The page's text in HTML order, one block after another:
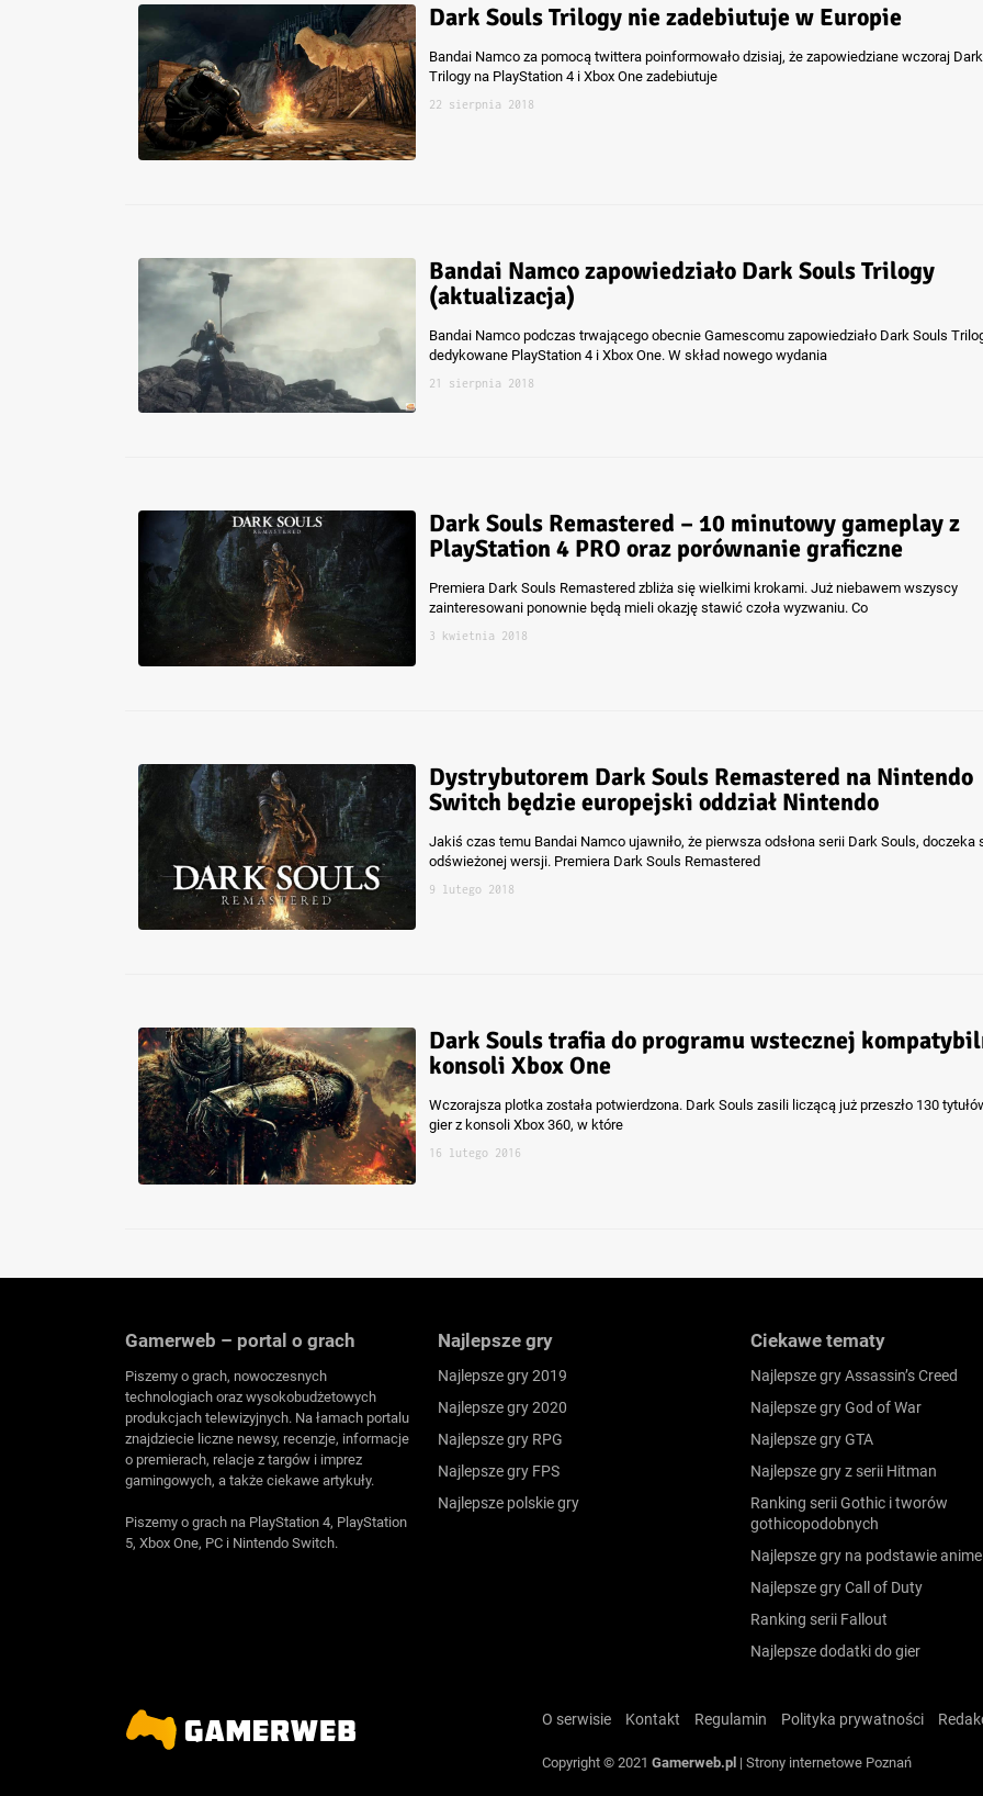
Dark Souls Trilogy nie zadebiutuje w Europie
Bandai Namco za pomocą twittera poinformowało dzisiaj, że zapowiedziane wczoraj
Trilogy na PlayStation 4 i Xbox One zadebiutuje
22 sierpnia 2018
Bandai Namco zapowiedziało Dark Souls Trilogy
(aktualizacja)
Bandai Namco podczas trwającego obecnie Gamescomu zapowiedziało Dark Souls
dedykowane PlayStation 4 i Xbox One. W skład nowego wydania
21 sierpnia 2018
Dark Souls Remastered – 10 minutowy gameplay z
PlayStation 4 PRO oraz porównanie graficzne
Premiera Dark Souls Remastered zbliża się wielkimi krokami. Już niebawem wszyscy
zainteresowani ponownie będą mieli okazję stawić czoła wyzwaniu. Co
3 kwietnia 2018
Dystrybutorem Dark Souls Remastered na Nintendo
Switch będzie europejski oddział Nintendo
Jakiś czas temu Bandai Namco ujawniło, że pierwsza odsłona serii Dark Souls, doczeka
odświeżonej wersji. Premiera Dark Souls Remastered
9 lutego 2018
Dark Souls trafia do programu wstecznej
konsoli Xbox One
Wczorajsza plotka została potwierdzona. Dark Souls zasili liczącą już przeszło 130
gier z konsoli Xbox 360, w które
16 lutego 2016
Gamerweb – portal o grach
Piszemy o grach, nowoczesnych
technologiach oraz wysokobudżetowych
produkcjach telewizyjnych. Na łamach portalu
znajdziecie liczne newsy, recenzje, informacje
o premierach, relacje z targów i imprez
gamingowych, a także ciekawe artykuły.
Piszemy o grach na PlayStation 4, PlayStation
5, Xbox One, PC i Nintendo Switch.
Najlepsze gry
Najlepsze gry 2019
Najlepsze gry 2020
Najlepsze gry RPG
Najlepsze gry FPS
Najlepsze polskie gry
Ciekawe tematy
Najlepsze gry Assassin’s Creed
Najlepsze gry God of War
Najlepsze gry GTA
Najlepsze gry z serii Hitman
Ranking serii Gothic i tworów
gothicopodobnych
Najlepsze gry na podstawie anime
Najlepsze gry Call of Duty
Ranking serii Fallout
Najlepsze dodatki do gier
O serwisie Kontakt Regulamin Polityka prywatności
Copyright © 2021 Gamerweb.pl | Strony internetowe Poznań